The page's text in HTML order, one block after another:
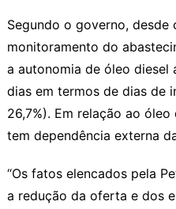
Segundo o governo,
monitoramento do
a autonomia de óleo diesel
dias em termos de dias de
26,7%). Em relação ao óleo
tem dependência externa
“Os fatos elencados pela
a redução da oferta e dos